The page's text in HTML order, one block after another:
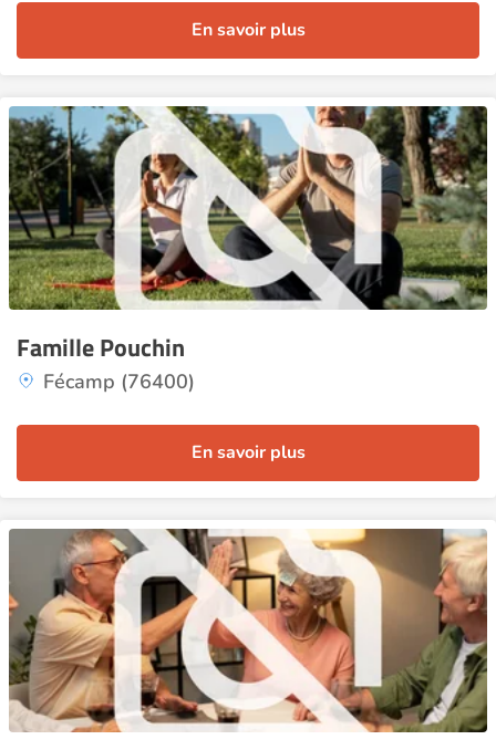
En savoir plus
Famille Pouchin
Fécamp (76400)
En savoir plus